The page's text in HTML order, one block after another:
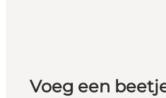
Voeg een